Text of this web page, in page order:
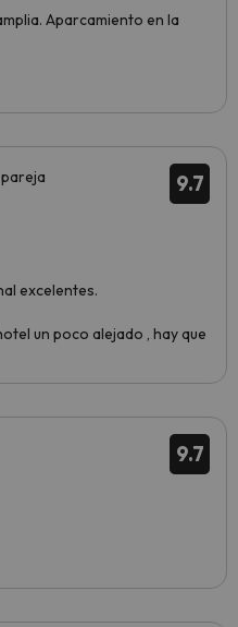
Aparcamiento en la
9.7
excelentes.
un poco alejado , hay que
9.7